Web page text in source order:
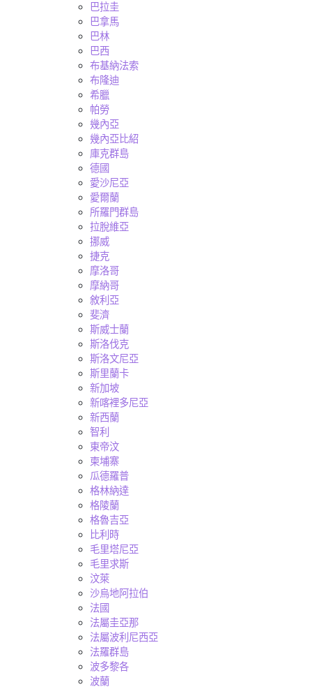
巴拉圭
巴拿馬
巴林
巴西
布基納法索
布隆迪
希臘
帕勞
幾內亞
幾內亞比紹
庫克群島
德國
愛沙尼亞
愛爾蘭
所羅門群島
拉脫維亞
挪威
捷克
摩洛哥
摩納哥
敘利亞
斐濟
斯威士蘭
斯洛伐克
斯洛文尼亞
斯里蘭卡
新加坡
新喀裡多尼亞
新西蘭
智利
東帝汶
柬埔寨
瓜德羅普
格林納達
格陵蘭
格魯吉亞
比利時
毛里塔尼亞
毛里求斯
汶萊
沙烏地阿拉伯
法國
法屬圭亞那
法屬波利尼西亞
法羅群島
波多黎各
波蘭